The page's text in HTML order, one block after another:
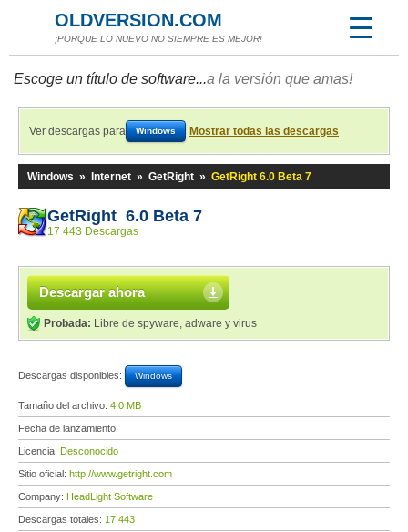
OLDVERSION.COM
¡PORQUE LO NUEVO NO SIEMPRE ES MEJOR!
Escoge un título de software...a la versión que amas!
Ver descargas para Windows Mostrar todas las descargas
Windows » Internet » GetRight » GetRight 6.0 Beta 7
GetRight 6.0 Beta 7
17 443 Descargas
Descargar ahora
Probada: Libre de spyware, adware y virus
Descargas disponibles: Windows
Tamaño del archivo: 4,0 MB
Fecha de lanzamiento:
Licencia: Desconocido
Sitio oficial: http://www.getright.com
Company: HeadLight Software
Descargas totales: 17 443